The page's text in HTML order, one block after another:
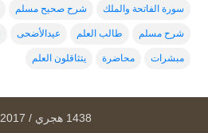
سورة الفاتحة والملك شرح صحيح مسلم
شرح مسلم طالب العلم عيدالأضحى
مبشرات محاضرة يتثاقلون العلم
1438 هجري / 2017 ميلادي